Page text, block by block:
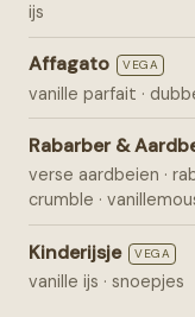
ijs
Affagato VEGA
vanille parfait ·
Rabarber &
verse aardbeien ·
crumble ·
Kinderijsje VEGA
vanille ijs · snoepjes